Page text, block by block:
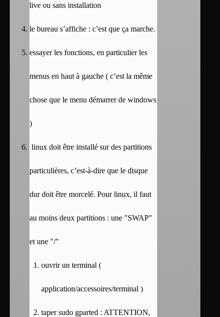
live ou sans installation
le bureau s’affiche : c’est que ça marche.
essayer les fonctions, en particulier les
menus en haut à gauche ( c’est la même
chose que le menu démarrer de windows
)
linux doit être installé sur des partitions
particulières, c’est-à-dire que le disque
dur doit être morcelé. Pour linux, il faut
au moins deux partitions : une "SWAP"
et une "/"
ouvrir un terminal (
application/accessoires/terminal )
taper sudo gparted : ATTENTION,